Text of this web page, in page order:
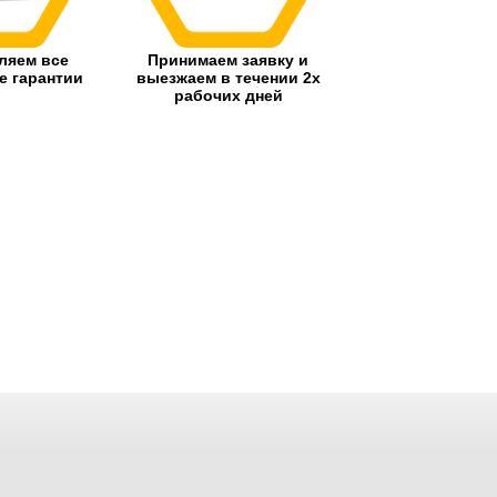
все
гарантии
Принимаем заявку и
выезжаем в течении 2х
рабочих дней